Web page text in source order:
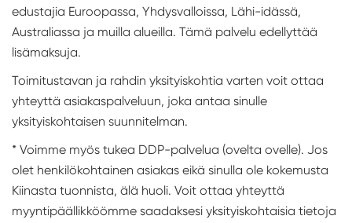
edustajia Euroopassa, Yhdysvalloissa, Lähi-idässä,
Australiassa ja muilla alueilla. Tämä palvelu edellyttää
lisämaksuja.
Toimitustavan ja rahdin yksityiskohtia varten voit ottaa
yhteyttä asiakaspalveluun, joka antaa sinulle
yksityiskohtaisen suunnitelman.
* Voimme myös tukea DDP-palvelua (ovelta ovelle). Jos
olet henkilökohtainen asiakas eikä sinulla ole kokemusta
Kiinasta tuonnista, älä huoli. Voit ottaa yhteyttä
myyntipäällikköömme saadaksesi yksityiskohtaisia tietoja